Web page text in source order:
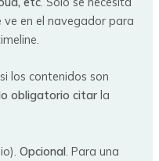
ve en el navegador para
los contenidos son
obligatorio citar la
Opcional . Para una